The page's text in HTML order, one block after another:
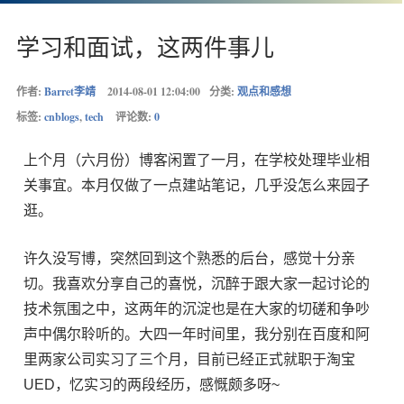
学习和面试，这两件事儿
作者: Barret李靖 2014-08-01 12:04:00 分类: 观点和感想
标签: cnblogs,tech 评论数: 0
上个月（六月份）博客闲置了一月，在学校处理毕业相
关事宜。本月仅做了一点建站笔记，几乎没怎么来园子
逛。
许久没写博，突然回到这个熟悉的后台，感觉十分亲
切。我喜欢分享自己的喜悦，沉醉于跟大家一起讨论的
技术氛围之中，这两年的沉淀也是在大家的切磋和争吵
声中偶尔聆听的。大四一年时间里，我分别在百度和阿
里两家公司实习了三个月，目前已经正式就职于淘宝
UED，忆实习的两段经历，感慨颇多呀~